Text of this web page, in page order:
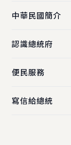
中華民國簡介
認識總統府
便民服務
寫信給總統